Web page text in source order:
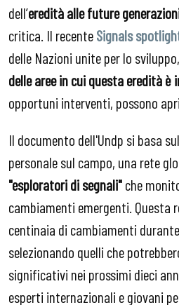
dell’eredità alle future
critica. Il recenteSignals
delle Nazioni unite per lo
delle aree in cui questa eredità è
opportuni interventi, possono
Il documento dell'Undp si basa
personale sul campo, una rete
"esploratori di segnali"che
cambiamenti emergenti. Questa
centinaia di cambiamenti
selezionando quelli che
significativi nei prossimi dieci
esperti internazionali e giovani